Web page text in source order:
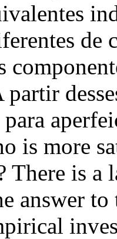
de
partir
para
is more
There is a
answer